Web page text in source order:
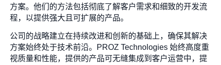
方案。他们的方法包括彻底了解客户需求和细致的开发流
程，以提供强大且可扩展的产品。
公司的战略建立在持续改进和创新的基础上，确保其解决
方案始终处于技术前沿。PROZ Technologies 始终高度重
视质量和性能，提供的产品可无缝集成到客户运营中，提